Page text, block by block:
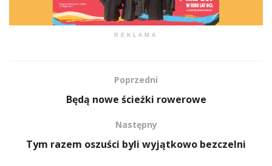
REKLAMA
Poprzedni
Będą nowe ścieżki rowerowe
Następny
Tym razem oszuści byli wyjątkowo bezczelni